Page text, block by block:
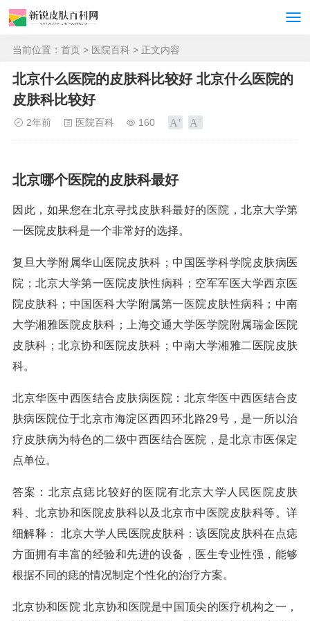
当前位置： 首页 > 医院百科 > 正文内容
北京什么医院的皮肤科比较好 北京什么医院的
皮肤科比较好
2年前 医院百科 160
北京哪个医院的皮肤科最好
因此，如果您在北京寻找皮肤科最好的医院，北京大学第
一医院皮肤科是一个非常好的选择。
复旦大学附属华山医院皮肤科；中国医学科学院皮肤病医
院；北京大学第一医院皮肤性病科；空军军医大学西京医
院皮肤科；中国医科大学附属第一医院皮肤性病科；中南
大学湘雅医院皮肤科；上海交通大学医学院附属瑞金医院
皮肤科；北京协和医院皮肤科；中南大学湘雅二医院皮肤
科。
北京华医中西医结合皮肤病医院：北京华医中西医结合皮
肤病医院位于北京市海淀区西四环北路29号，是一所以治
疗皮肤病为特色的二级中西医结合医院，是北京市医保定
点单位。
答案：北京点痣比较好的医院有北京大学人民医院皮肤
科、北京协和医院皮肤科以及北京市中医院皮肤科等。详
细解释： 北京大学人民医院皮肤科：该医院皮肤科在点痣
方面拥有丰富的经验和先进的设备，医生专业性强，能够
根据不同的痣的情况制定个性化的治疗方案。
北京协和医院 北京协和医院是中国顶尖的医疗机构之一，